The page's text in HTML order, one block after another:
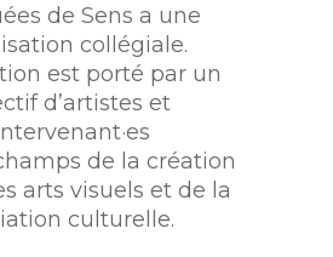
de Sens a une
collégiale.
est porté par un
d’artistes et
de la création
arts visuels et de la
culturelle.